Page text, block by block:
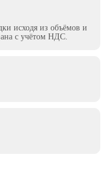
исходя из объёмов и
с учётом НДС.